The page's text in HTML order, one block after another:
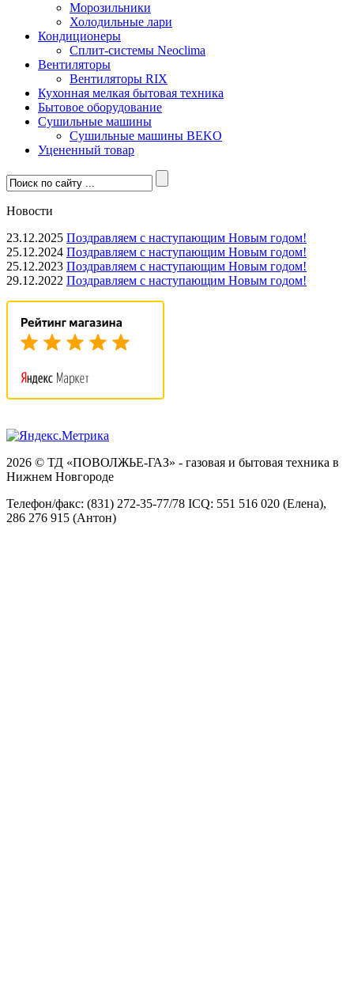
Морозильники
Холодильные лари
Кондиционеры
Сплит-системы Neoclima
Вентиляторы
Вентиляторы RIX
Кухонная мелкая бытовая техника
Бытовое оборудование
Сушильные машины
Сушильные машины BEKO
Уцененный товар
Новости
23.12.2025 Поздравляем с наступающим Новым годом!
25.12.2024 Поздравляем с наступающим Новым годом!
25.12.2023 Поздравляем с наступающим Новым годом!
29.12.2022 Поздравляем с наступающим Новым годом!
2026 © ТД «ПОВОЛЖЬЕ-ГАЗ» - газовая и бытовая техника в
Нижнем Новгороде
Телефон/факс: (831) 272-35-77/78 ICQ: 551 516 020 (Елена),
286 276 915 (Антон)